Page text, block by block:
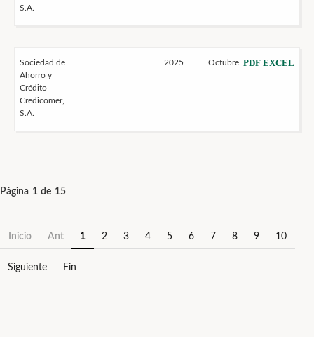
S.A.
Sociedad de
Ahorro y
Crédito
Credicomer,
S.A.
2025 Octubre PDF EXCEL
Página 1 de 15
Inicio Ant 1 2 3 4 5 6 7 8 9 10
Siguiente Fin